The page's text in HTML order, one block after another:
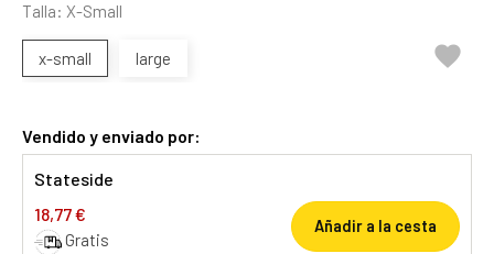
Talla: X-Small
x-small large 
Vendido y enviado por:
Stateside
18,77 €
Gratis
Añadir a la cesta